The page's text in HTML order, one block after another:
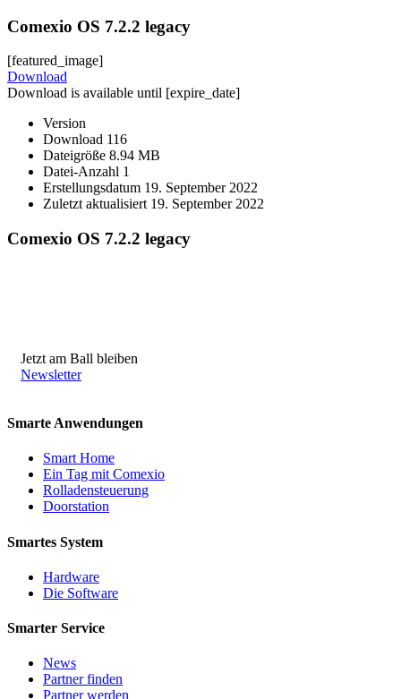
Comexio OS 7.2.2 legacy
[featured_image]
Download
Download is available until [expire_date]
Version
Download 116
Dateigröße 8.94 MB
Datei-Anzahl 1
Erstellungsdatum 19. September 2022
Zuletzt aktualisiert 19. September 2022
Comexio OS 7.2.2 legacy
Jetzt am Ball bleiben
Newsletter
Smarte Anwendungen
Smart Home
Ein Tag mit Comexio
Rolladensteuerung
Doorstation
Smartes System
Hardware
Die Software
Smarter Service
News
Partner finden
Partner werden